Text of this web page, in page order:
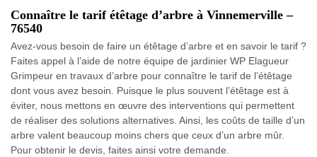
Connaître le tarif étêtage d’arbre à Vinnemerville –
76540
Avez-vous besoin de faire un étêtage d’arbre et en savoir le tarif ?
Faites appel à l’aide de notre équipe de jardinier WP Elagueur
Grimpeur en travaux d’arbre pour connaître le tarif de l’étêtage
dont vous avez besoin. Puisque le plus souvent l’étêtage est à
éviter, nous mettons en œuvre des interventions qui permettent
de réaliser des solutions alternatives. Ainsi, les coûts de taille d’un
arbre valent beaucoup moins chers que ceux d’un arbre mûr.
Pour obtenir le devis, faites ainsi votre demande.